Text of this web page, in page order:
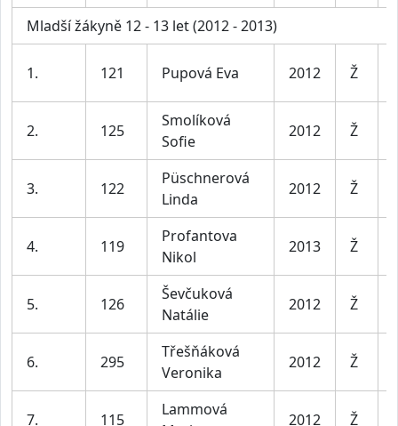
Mladší žákyně 12 - 13 let (2012 - 2013)
1. 121 Pupová Eva 2012 Ž
2. 125
Smolíková
Sofie
2012 Ž
3. 122
Püschnerová
Linda
2012 Ž
4. 119
Profantova
Nikol
2013 Ž
5. 126
Ševčuková
Natálie
2012 Ž
6. 295
Třešňáková
Veronika
2012 Ž
7. 115
Lammová
2012 Ž